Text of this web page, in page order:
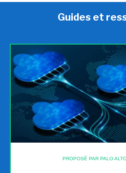
Guides et
PROPOSÉ PAR PALO